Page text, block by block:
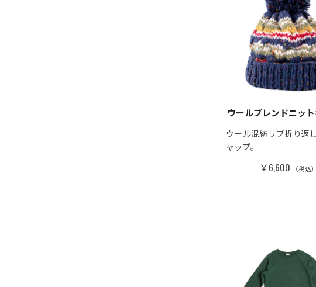
ウールブレンドニッ
ウール混紡リブ折り返
ャップ。
￥6,600 （税込）